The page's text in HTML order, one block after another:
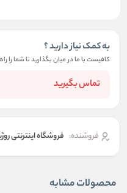
به کمک نیاز دارید ؟
کافیست با ما در میان بگذارید تا شما را
تماس بگیرید
فروشنده: فروشگاه اینترنتی
محصولات مشابه